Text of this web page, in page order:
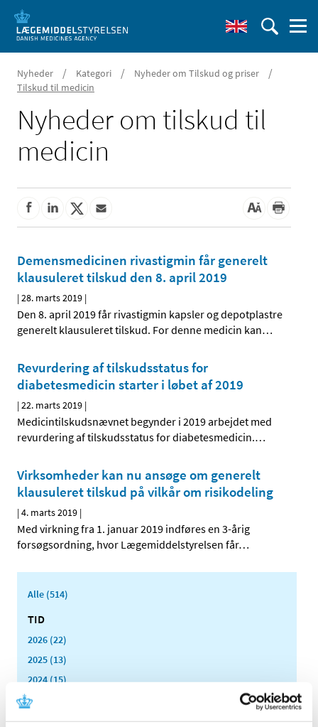
Nyheder / Kategori / Nyheder om Tilskud og priser /
Tilskud til medicin
Nyheder om tilskud til
medicin
Demensmedicinen rivastigmin får generelt
klausuleret tilskud den 8. april 2019
|28. marts 2019 |
Den 8. april 2019 får rivastigmin kapsler og depotplastre
generelt klausuleret tilskud. For denne medicin kan…
Revurdering af tilskudsstatus for
diabetesmedicin starter i løbet af 2019
|22. marts 2019 |
Medicintilskudsnævnet begynder i 2019 arbejdet med
revurdering af tilskudsstatus for diabetesmedicin.…
Virksomheder kan nu ansøge om generelt
klausuleret tilskud på vilkår om risikodeling
|4. marts 2019 |
Med virkning fra 1. januar 2019 indføres en 3-årig
forsøgsordning, hvor Lægemiddelstyrelsen får…
Alle (514)
TID
2026 (22)
2025 (13)
2024 (15)
2023 (18)
2022 (10)